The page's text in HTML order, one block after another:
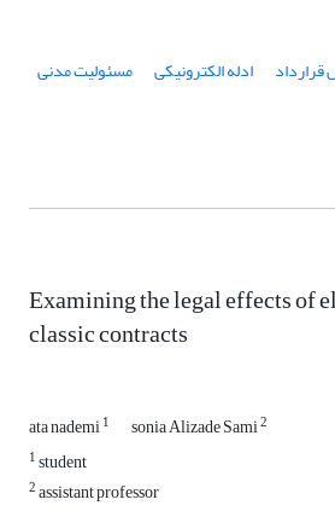
ادله الکترونیکی مسئولیت مدنی
Examining the legal effects of
classic contracts
ata nademi1 sonia Alizade Sami2
1student
2assistant professor